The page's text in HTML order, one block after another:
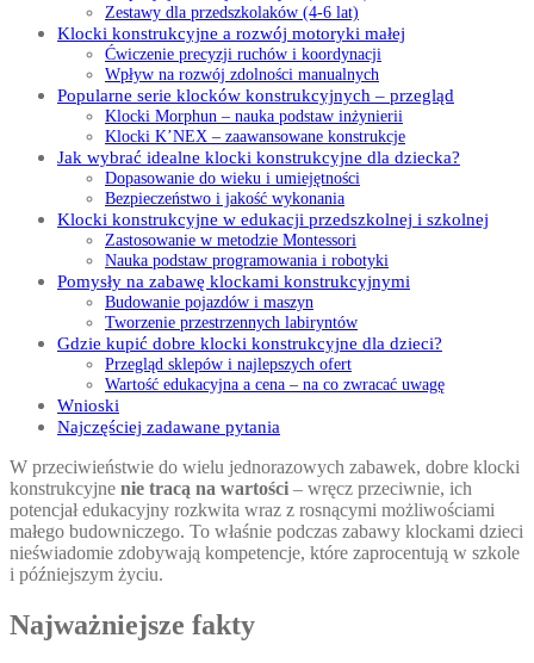
Zestawy dla przedszkolaków (4-6 lat)
Klocki konstrukcyjne a rozwój motoryki małej
Ćwiczenie precyzji ruchów i koordynacji
Wpływ na rozwój zdolności manualnych
Popularne serie klocków konstrukcyjnych – przegląd
Klocki Morphun – nauka podstaw inżynierii
Klocki K’NEX – zaawansowane konstrukcje
Jak wybrać idealne klocki konstrukcyjne dla dziecka?
Dopasowanie do wieku i umiejętności
Bezpieczeństwo i jakość wykonania
Klocki konstrukcyjne w edukacji przedszkolnej i szkolnej
Zastosowanie w metodzie Montessori
Nauka podstaw programowania i robotyki
Pomysły na zabawę klockami konstrukcyjnymi
Budowanie pojazdów i maszyn
Tworzenie przestrzennych labiryntów
Gdzie kupić dobre klocki konstrukcyjne dla dzieci?
Przegląd sklepów i najlepszych ofert
Wartość edukacyjna a cena – na co zwracać uwagę
Wnioski
Najczęściej zadawane pytania
W przeciwieństwie do wielu jednorazowych zabawek, dobre klocki
konstrukcyjne nie tracą na wartości – wręcz przeciwnie, ich
potencjał edukacyjny rozkwita wraz z rosnącymi możliwościami
małego budowniczego. To właśnie podczas zabawy klockami dzieci
nieświadomie zdobywają kompetencje, które zaprocentują w szkole
i późniejszym życiu.
Najważniejsze fakty